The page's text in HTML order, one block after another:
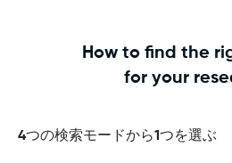
How to find the
for your
4つの検索モードから1つを選ぶ